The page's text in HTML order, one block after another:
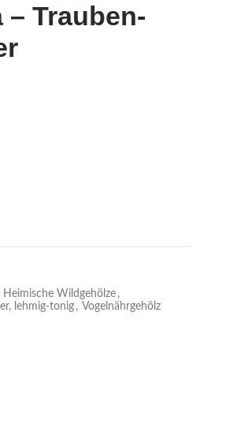
Trauben-
Heimische Wildgehölze ,
lehmig-tonig , Vogelnährgehölz